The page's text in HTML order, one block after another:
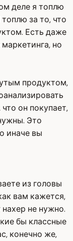
деле я топлю
за то, что
Есть даже
но
продуктом,
он покупает,
Это
иначе вы
из головы
вам кажется,
не нужно.
бы классные
конечно же,